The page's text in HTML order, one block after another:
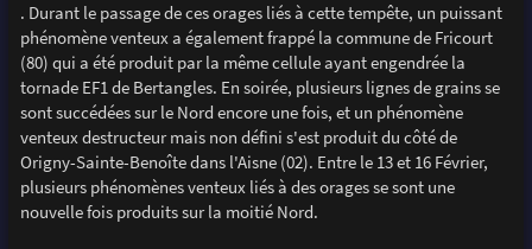
. Durant le passage de ces orages liés à cette tempête, un puissant
phénomène venteux a également frappé la commune de Fricourt
(80) qui a été produit par la même cellule ayant engendrée la
tornade EF1 de Bertangles. En soirée, plusieurs lignes de grains se
sont succédées sur le Nord encore une fois, et un phénomène
venteux destructeur mais non défini s'est produit du côté de
Origny-Sainte-Benoîte dans l'Aisne (02). Entre le 13 et 16 Février,
plusieurs phénomènes venteux liés à des orages se sont une
nouvelle fois produits sur la moitié Nord.